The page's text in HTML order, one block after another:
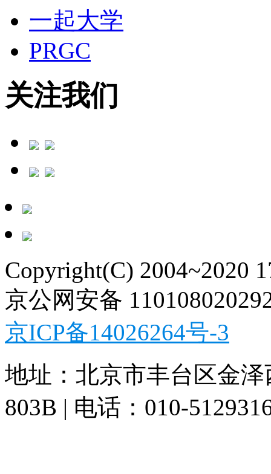
一起大学
PRGC
关注我们
Copyright(C) 2004~2020
京公网安备
京ICP备14026264号-3
地址：北京市丰台区金
803B | 电话：010-